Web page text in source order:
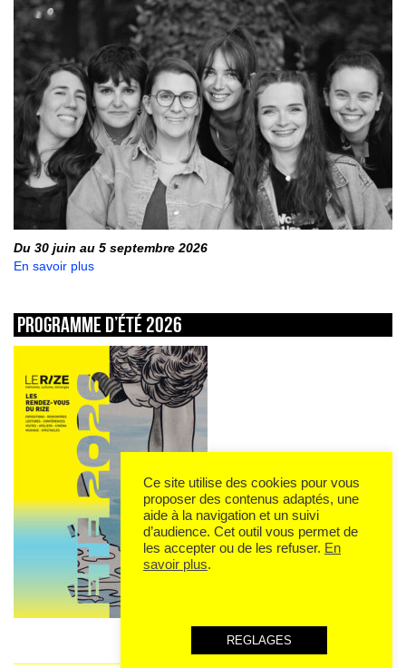
Du 30 juin au 5 septembre 2026
En savoir plus
Programme d’été 2026
Ce site utilise des cookies pour vous
proposer des contenus adaptés, une
aide à la navigation et un suivi
d’audience. Cet outil vous permet de
les accepter ou de les refuser. En
savoir plus.
REGLAGES